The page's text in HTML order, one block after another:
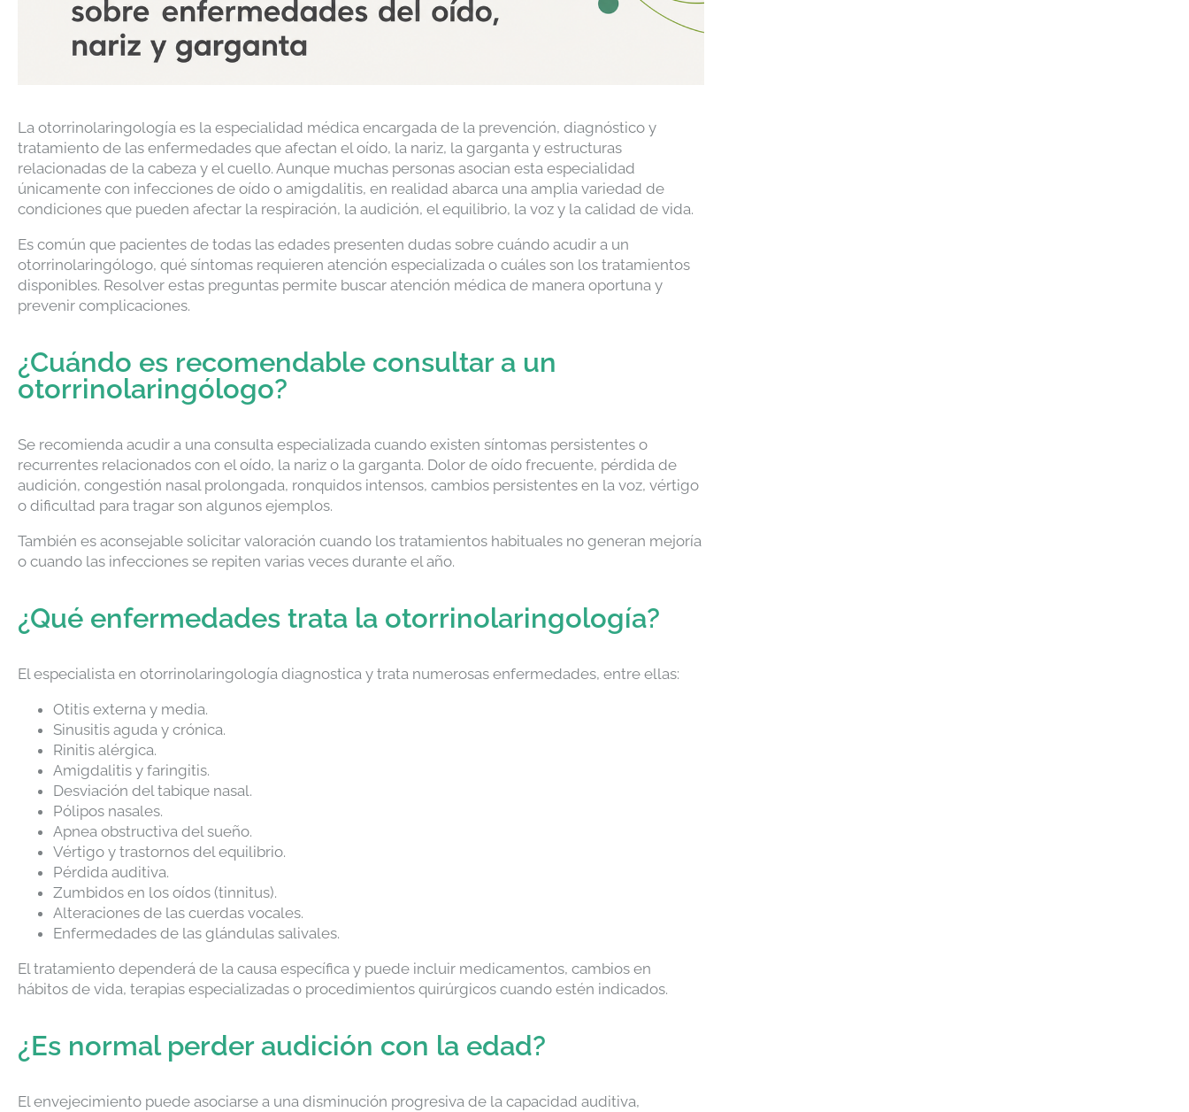
La otorrinolaringología es la especialidad médica encargada de la prevención, diagnóstico y
tratamiento de las enfermedades que afectan el oído, la nariz, la garganta y estructuras
relacionadas de la cabeza y el cuello. Aunque muchas personas asocian esta especialidad
únicamente con infecciones de oído o amigdalitis, en realidad abarca una amplia variedad de
condiciones que pueden afectar la respiración, la audición, el equilibrio, la voz y la calidad de vida.
Es común que pacientes de todas las edades presenten dudas sobre cuándo acudir a un
otorrinolaringólogo, qué síntomas requieren atención especializada o cuáles son los tratamientos
disponibles. Resolver estas preguntas permite buscar atención médica de manera oportuna y
prevenir complicaciones.
¿Cuándo es recomendable consultar a un
otorrinolaringólogo?
Se recomienda acudir a una consulta especializada cuando existen síntomas persistentes o
recurrentes relacionados con el oído, la nariz o la garganta. Dolor de oído frecuente, pérdida de
audición, congestión nasal prolongada, ronquidos intensos, cambios persistentes en la voz, vértigo
o dificultad para tragar son algunos ejemplos.
También es aconsejable solicitar valoración cuando los tratamientos habituales no generan mejoría
o cuando las infecciones se repiten varias veces durante el año.
¿Qué enfermedades trata la otorrinolaringología?
El especialista en otorrinolaringología diagnostica y trata numerosas enfermedades, entre ellas:
Otitis externa y media.
Sinusitis aguda y crónica.
Rinitis alérgica.
Amigdalitis y faringitis.
Desviación del tabique nasal.
Pólipos nasales.
Apnea obstructiva del sueño.
Vértigo y trastornos del equilibrio.
Pérdida auditiva.
Zumbidos en los oídos (tinnitus).
Alteraciones de las cuerdas vocales.
Enfermedades de las glándulas salivales.
El tratamiento dependerá de la causa específica y puede incluir medicamentos, cambios en
hábitos de vida, terapias especializadas o procedimientos quirúrgicos cuando estén indicados.
¿Es normal perder audición con la edad?
El envejecimiento puede asociarse a una disminución progresiva de la capacidad auditiva,